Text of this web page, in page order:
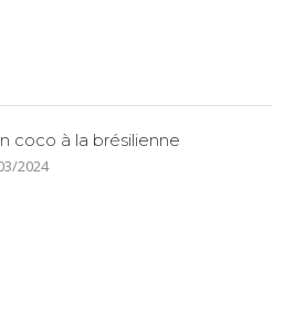
coco à la brésilienne
2024